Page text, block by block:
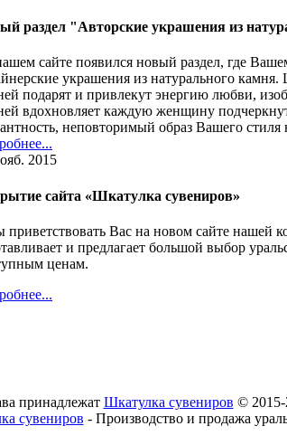
раздел "Авторские украшения из
сайте появился новый раздел, где
украшения из натурального
подарят и привлекут энергию любви,
вдохновляет каждую женщину
неповторимый образ Вашего
2015
сайта «Шкатулка сувениров»
приветствовать Вас на новом сайте нашей
и предлагает большой выбор
ценам.
принадлежат Шкатулка сувениров © 2015-
сувениров - Производство и продажа